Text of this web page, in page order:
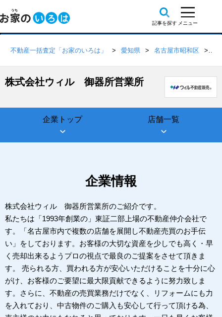
不動産一括査定「お家のいろは」 愛知県 名古屋市昭和区
株式会社ウィル 御器所営業所
企業トップ 店舗一覧
企業情報
株式会社ウィル 御器所営業所のご紹介です。
私たちは「1993年創業の」東証二部上場の不動産仲介会社で
す。「名古屋市内で複数の店舗を展開し不動産売買のお手伝
い」をしております。お客様の大切な資産を少しでも高く・早
く売却出来るようプロの視点で最良のご提案をさせて頂きま
す。 売られる方、買われる方が安心いただけることを十分に心
がけ、お客様のご要望に最大限貢献できるように努力致しま
す。さらに、不動産の売買業務だけでなく、リフォームにも力
を入れており、中古物件のご購入も安心して行って頂ける為、